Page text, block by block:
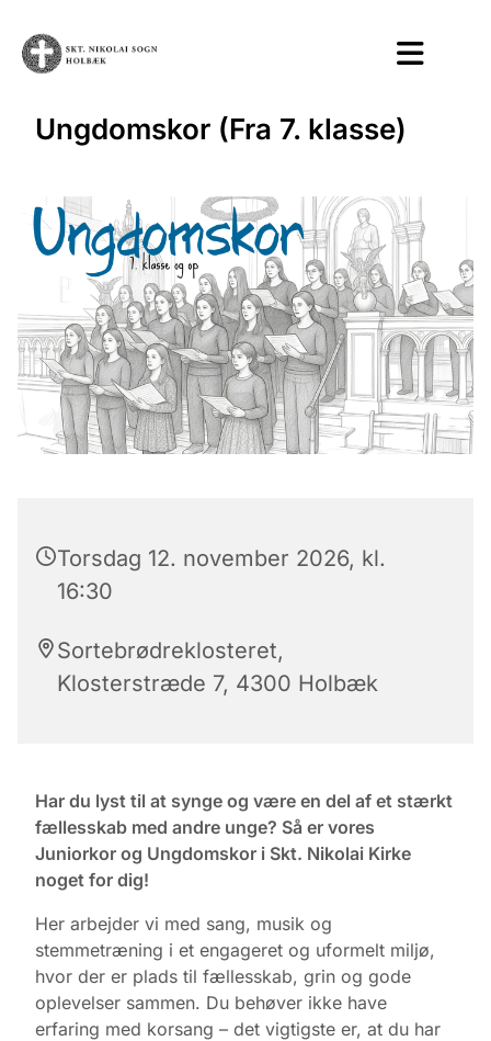
Ungdomskor (Fra 7. klasse)
Torsdag 12. november 2026, kl.
16:30
Sortebrødreklosteret,
Klosterstræde 7, 4300 Holbæk
Har du lyst til at synge og være en del af et stærkt
fællesskab med andre unge? Så er vores
Juniorkor og Ungdomskor i Skt. Nikolai Kirke
noget for dig!
Her arbejder vi med sang, musik og
stemmetræning i et engageret og uformelt miljø,
hvor der er plads til fællesskab, grin og gode
oplevelser sammen. Du behøver ikke have
erfaring med korsang – det vigtigste er, at du har